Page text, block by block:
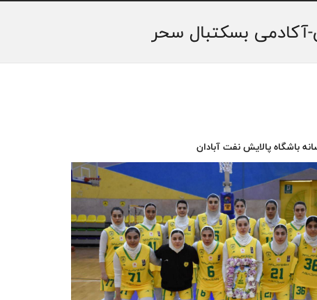
آکادمی بسکتبال سحر
باشگاه پالایش نفت آبادان